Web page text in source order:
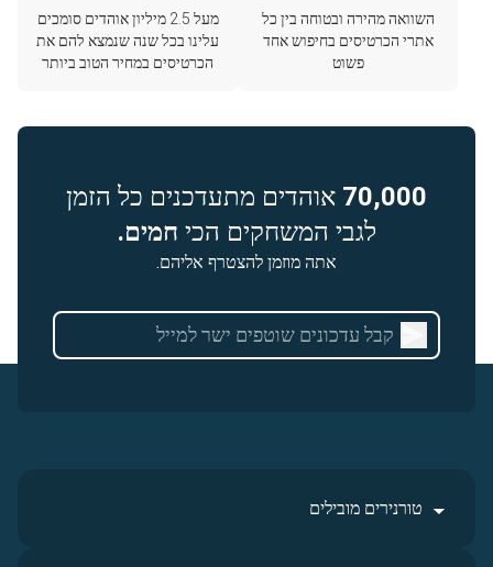
השוואה מהירה ובטוחה בין כל
אתרי הכרטיסים בחיפוש אחד
פשוט
מעל 2.5 מיליון אוהדים סומכים
עלינו בכל שנה שנמצא להם את
הכרטיסים במחיר הטוב ביותר
70,000 אוהדים מתעדכנים כל הזמן
לגבי המשחקים הכי חמים.
אתה מוזמן להצטרף אליהם.
טורנירים מובילים